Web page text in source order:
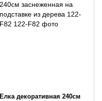
Елка декоративная 240см